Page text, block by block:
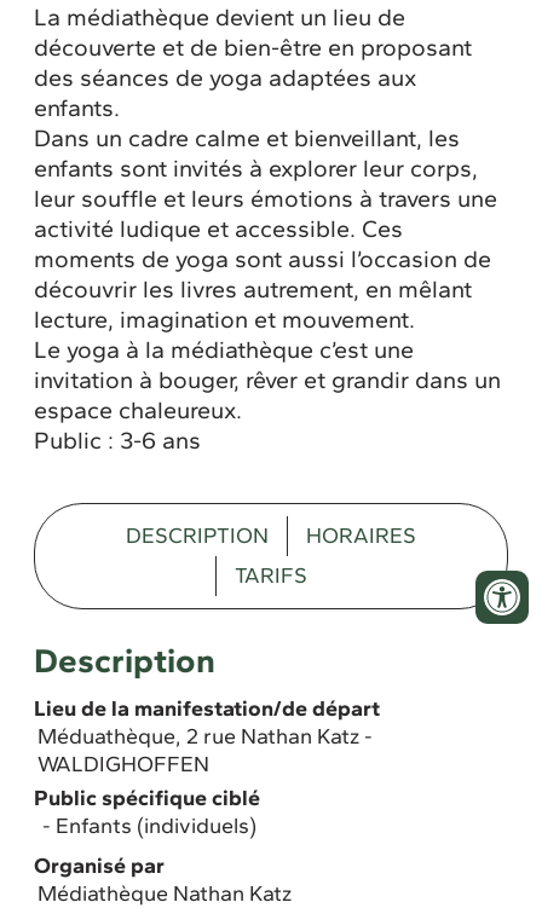
La médiathèque devient un lieu de
découverte et de bien-être en proposant
des séances de yoga adaptées aux
enfants.
Dans un cadre calme et bienveillant, les
enfants sont invités à explorer leur corps,
leur souffle et leurs émotions à travers une
activité ludique et accessible. Ces
moments de yoga sont aussi l’occasion de
découvrir les livres autrement, en mêlant
lecture, imagination et mouvement.
Le yoga à la médiathèque c’est une
invitation à bouger, rêver et grandir dans un
espace chaleureux.
Public : 3-6 ans
DESCRIPTION
HORAIRES
TARIFS
Description
Lieu de la manifestation/de départ
Méduathèque, 2 rue Nathan Katz -
WALDIGHOFFEN
Public spécifique ciblé
Enfants (individuels)
Organisé par
Médiathèque Nathan Katz